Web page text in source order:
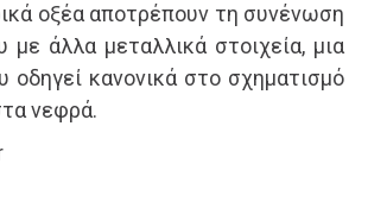
οξέα αποτρέπουν τη συνένωση
με άλλα μεταλλικά στοιχεία, μια
οδηγεί κανονικά στο σχηματισμό
νεφρά.